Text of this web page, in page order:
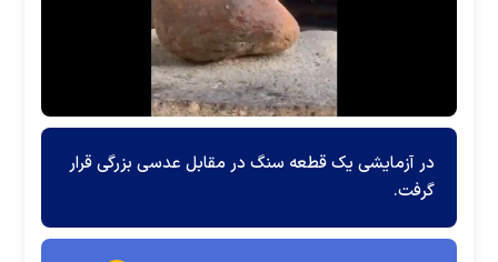
در آزمایشی یک قطعه سنگ در مقابل عدسی بزرگی قرار
گرفت.